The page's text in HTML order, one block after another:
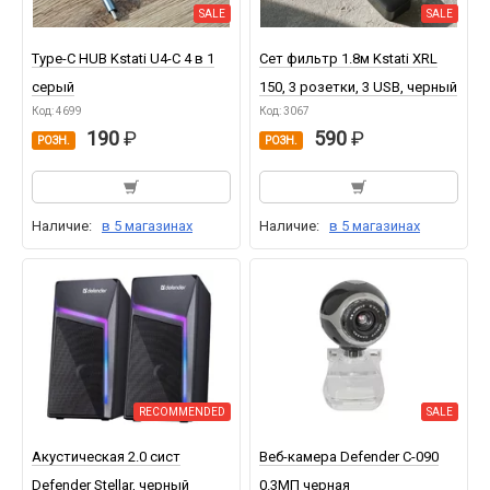
SALE
Type-C HUB Kstati U4-C 4 в 1
серый
Код: 4699
РОЗН. 190
Наличие: в 5 магазинах
SALE
Сет фильтр 1.8м Kstati XRL
150, 3 розетки, 3 USB, черный
Код: 3067
РОЗН. 590
Наличие: в 5 магазинах
RECOMMENDED
Акустическая 2.0 сист
Defender Stellar, черный
SALE
Веб-камера Defender C-090
0.3МП черная